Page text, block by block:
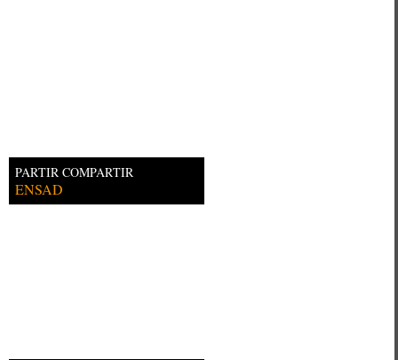
PARTIR COMPARTIR
ENSAD